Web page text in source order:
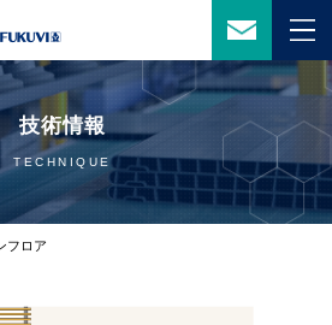
技術情報
TECHNIQUE
フロア